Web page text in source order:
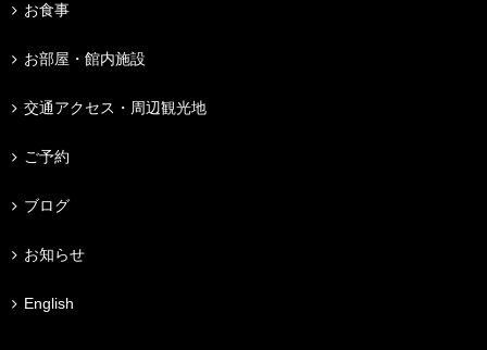
お食事
お部屋・館内施設
交通アクセス・周辺観光地
ご予約
ブログ
お知らせ
English